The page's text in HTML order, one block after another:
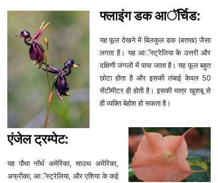
फ्लाइंग डक आॅर्चिड:
यह फूल देखने में बिलकुल डक (बत्तख) जैसा
लगता है। यह आॅस्ट्रेलिया के उत्तरी और
दक्षिणी जंगलों में पाया जाता है। यह फूल बहुत
छोटा होता है और इसकी लंबाई केवल 50
सेंटीमीटर ही होती है। इसकी मात्र खुशबू से
ही व्यक्ति बेहोश हो सकता है।
एंजेल ट्रम्पेट:
यह पौधा नॉर्थ अमेरिका, साउथ अमेरिका,
अफ्रीका, आॅस्ट्रेलिया, और एशिया के कई